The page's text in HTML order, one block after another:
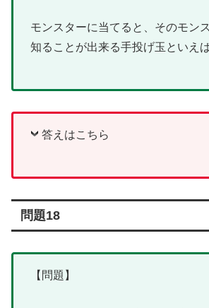
モンスターに当てると、そのモン
知ることが出来る手投げ玉といえ
答えはこちら
問題18
【問題】